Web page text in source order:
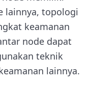
lainnya, topologi
keamanan
node dapat
teknik
lainnya.